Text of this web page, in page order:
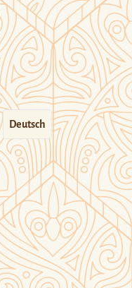
Deutsch